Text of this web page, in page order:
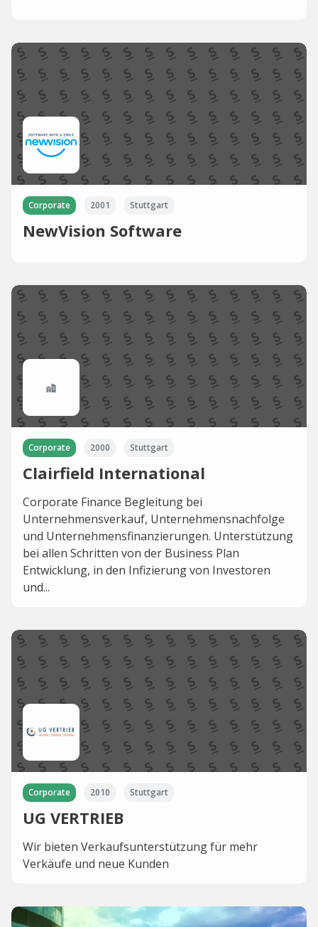
Corporate 2001 Stuttgart
NewVision Software
Corporate 2000 Stuttgart
Clairfield International
Corporate Finance Begleitung bei
Unternehmensverkauf, Unternehmensnachfolge
und Unternehmensfinanzierungen. Unterstützung
bei allen Schritten von der Business Plan
Entwicklung, in den Infizierung von Investoren
und...
Corporate 2010 Stuttgart
UG VERTRIEB
Wir bieten Verkaufsunterstützung für mehr
Verkäufe und neue Kunden